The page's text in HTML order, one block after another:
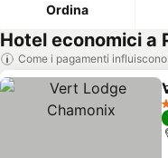
Ordina
Hotel economici a
Come i pagamenti